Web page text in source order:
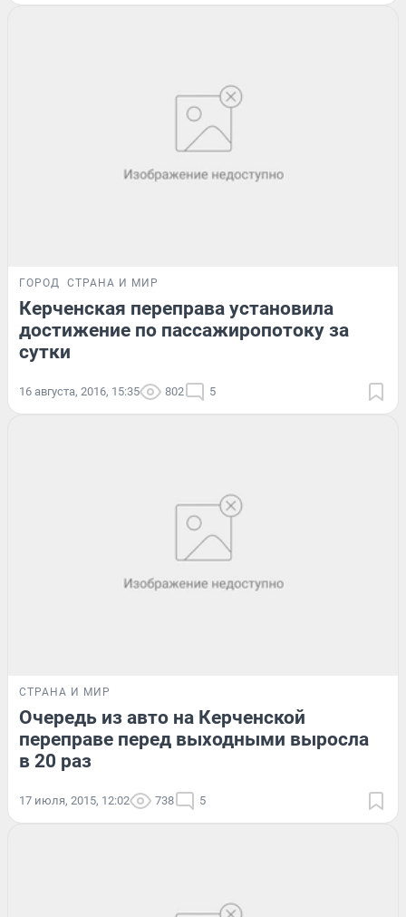
ГОРОД СТРАНА И МИР
Керченская переправа установила
достижение по пассажиропотоку за
сутки
16 августа, 2016, 15:35 802 5
СТРАНА И МИР
Очередь из авто на Керченской
переправе перед выходными выросла
в 20 раз
17 июля, 2015, 12:02 738 5